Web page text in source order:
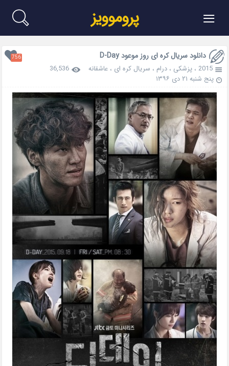
≡ پروموویز
دانلود سریال کره ای روز موعود D-Day 756
2015 ،پزشکی ،درام ، سریال کره ای ،عاشقانه
36,536
پنج شنبه ۲۱ دی ۱۳۹۶